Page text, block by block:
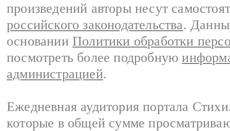
произведений авторы несут
российского законодательства.
основании Политики обработки
посмотреть более подробную
администрацией.
Ежедневная аудитория портала
которые в общей сумме